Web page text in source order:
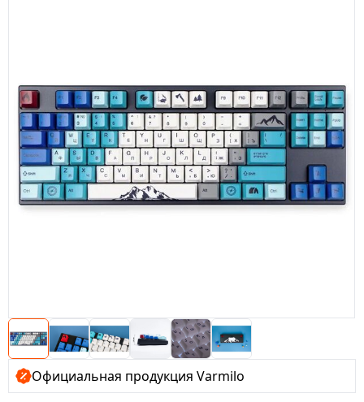
Официальная продукция Varmilo